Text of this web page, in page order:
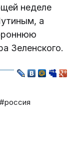
неделе
а
Зеленского.
#россия